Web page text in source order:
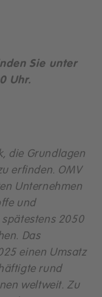
Sie unter
Uhr.
die Grundlagen
erfinden. OMV
Unternehmen
und
2050
Das
einen Umsatz
rund
weltweit. Zu